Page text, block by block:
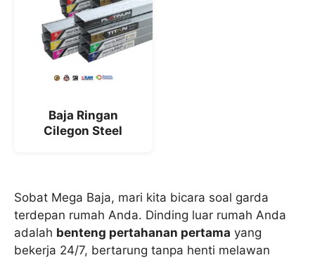
Baja Ringan
Cilegon Steel
Sobat Mega Baja, mari kita bicara soal garda
terdepan rumah Anda. Dinding luar rumah Anda
adalah benteng pertahanan pertama yang
bekerja 24/7, bertarung tanpa henti melawan